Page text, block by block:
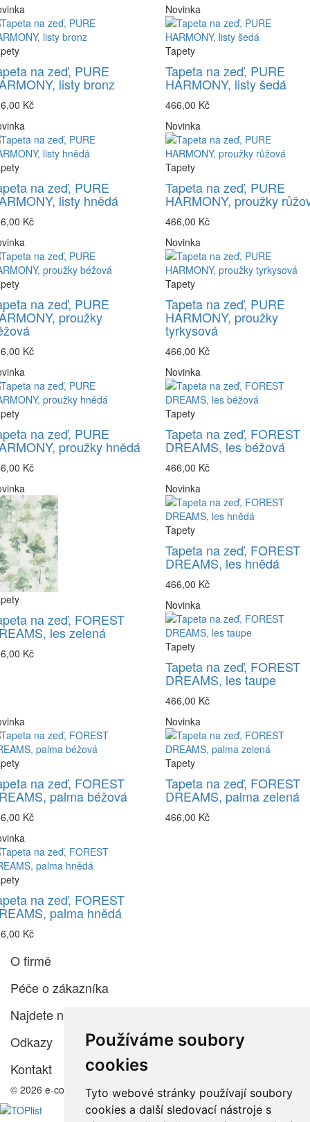
Používáme soubory
cookies
Tyto webové stránky používají soubory
cookies a další sledovací nástroje s
na zeď, PURE
listy bronz
Kč
Novinka
Tapety
Tapeta na zeď, PURE
HARMONY, listy šedá
466,00 Kč
na zeď, PURE
listy hnědá
Kč
Novinka
Tapety
Tapeta na zeď, PURE
HARMONY, proužky
466,00 Kč
na zeď, PURE
proužky
Kč
Novinka
Tapety
Tapeta na zeď, PURE
HARMONY, proužky
tyrkysová
466,00 Kč
na zeď, PURE
proužky hnědá
Kč
Novinka
Tapety
Tapeta na zeď, FOREST
DREAMS, les béžová
466,00 Kč
na zeď, FOREST
les zelená
Kč
Novinka
Tapety
Tapeta na zeď, FOREST
DREAMS, les hnědá
466,00 Kč
Novinka
Tapety
Tapeta na zeď, FOREST
DREAMS, les taupe
466,00 Kč
na zeď, FOREST
palma béžová
Kč
Novinka
Tapety
Tapeta na zeď, FOREST
DREAMS, palma zelená
466,00 Kč
na zeď, FOREST
palma hnědá
Kč
O firmě
Péče o zákazníka
Najdete nás
Odkazy
Kontakt
© 2026 e-color.cz